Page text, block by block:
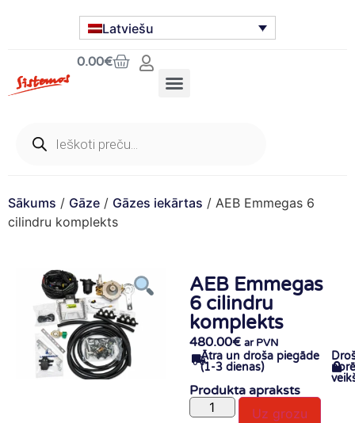
Latviešu
0.00€
Sākums / Gāze / Gāzes iekārtas / AEB Emmegas 6
cilindru komplekts
AEB Emmegas
6 cilindru
komplekts
480.00€ ar PVN
Ātra un droša piegāde
(1-3 dienas)
Produkta apraksts
Uz grozu